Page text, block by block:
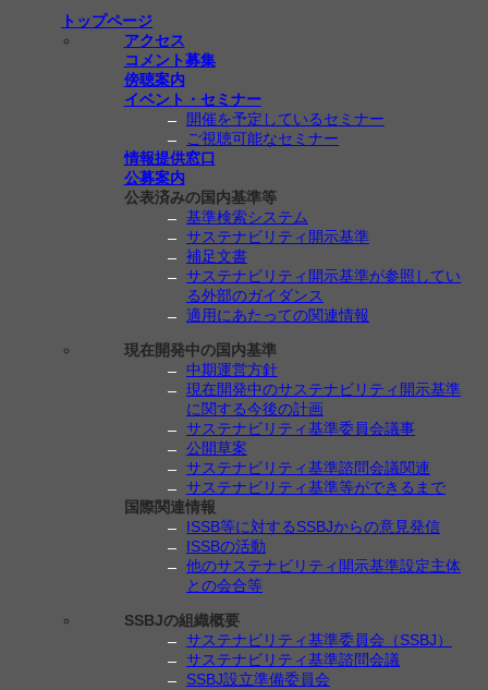
トップページ
アクセス
コメント募集
傍聴案内
イベント・セミナー
開催を予定しているセミナー
ご視聴可能なセミナー
情報提供窓口
公募案内
公表済みの国内基準等
基準検索システム
サステナビリティ開示基準
補足文書
サステナビリティ開示基準が参照してい
る外部のガイダンス
適用にあたっての関連情報
現在開発中の国内基準
中期運営方針
現在開発中のサステナビリティ開示基準
に関する今後の計画
サステナビリティ基準委員会議事
公開草案
サステナビリティ基準諮問会議関連
サステナビリティ基準等ができるまで
国際関連情報
ISSB等に対するSSBJからの意見発信
ISSBの活動
他のサステナビリティ開示基準設定主体
との会合等
SSBJの組織概要
サステナビリティ基準委員会（SSBJ）
サステナビリティ基準諮問会議
SSBJ設立準備委員会